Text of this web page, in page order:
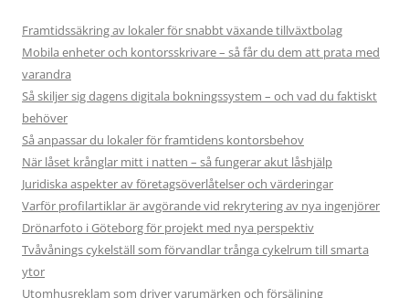
Framtidssäkring av lokaler för snabbt växande tillväxtbolag
Mobila enheter och kontorsskrivare – så får du dem att prata med
varandra
Så skiljer sig dagens digitala bokningssystem – och vad du faktiskt
behöver
Så anpassar du lokaler för framtidens kontorsbehov
När låset krånglar mitt i natten – så fungerar akut låshjälp
Juridiska aspekter av företagsöverlåtelser och värderingar
Varför profilartiklar är avgörande vid rekrytering av nya ingenjörer
Drönarfoto i Göteborg för projekt med nya perspektiv
Tvåvånings cykelställ som förvandlar trånga cykelrum till smarta
ytor
Utomhusreklam som driver varumärken och försäljning